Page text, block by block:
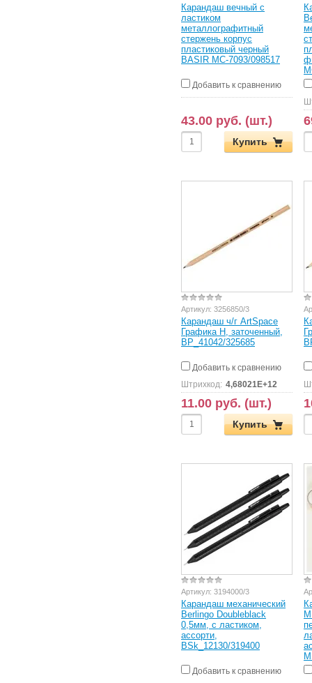
Карандаш вечный с
ластиком
металлографитный
стержень корпус
пластиковый черный
BASIR МС-7093/098517
Добавить к сравнению
43.00 руб. (шт.)
Купить
Артикул: 3256850/3
Карандаш ч/г ArtSpace
Графика H, заточенный,
BP_41042/325685
Добавить к сравнению
Штрихкод: 4,68021E+12
11.00 руб. (шт.)
Купить
Артикул: 3194000/3
Карандаш механический
Berlingo Doubleblack
0,5мм, с ластиком,
ассорти,
BSk_12130/319400
Добавить к сравнению